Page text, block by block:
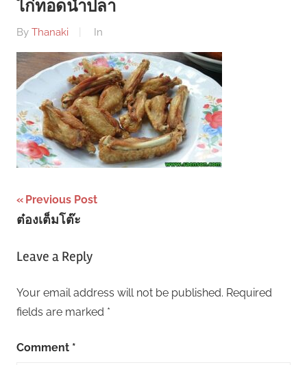
ไก่ทอดน้ำปลา
By Thanaki In
Post
navigation
Previous Post
ต๋องเต็มโต๊ะ
Leave a Reply
Your email address will not be published. Required
fields are marked *
Comment *